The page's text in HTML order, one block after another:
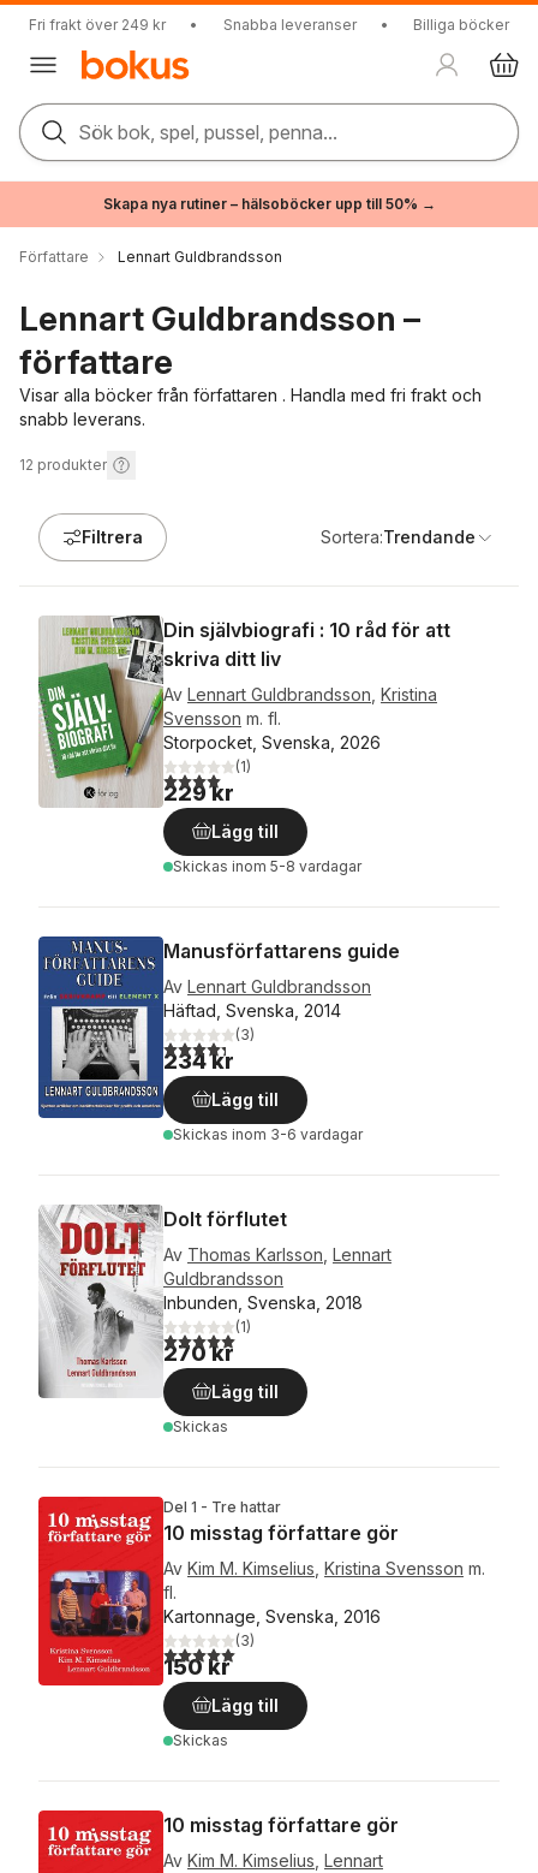
Fri frakt över 249 kr • Snabba leveranser • Billiga böcker
Sök bok, spel, pussel, penna...
Skapa nya rutiner – hälsoböcker upp till 50% →
Författare Lennart Guldbrandsson
Lennart Guldbrandsson –
författare
Visar alla böcker från författaren . Handla med fri frakt och
snabb leverans.
12 produkter
Filtrera Sortera:Trendande
Din självbiografi : 10 råd för att
skriva ditt liv
Av Lennart Guldbrandsson Kristina
Svensson m. fl.
Storpocket, Svenska, 2026
4,0utav 5 stjärnor. Totalt antal röster:
(1)
229 kr
Lägg till
Skickas inom 5-8 vardagar
Manusförfattarens guide
Av Lennart Guldbrandsson
Häftad, Svenska, 2014
4,3utav 5 stjärnor. Totalt antal röster:
(3)
234 kr
Lägg till
Skickas inom 3-6 vardagar
Dolt förflutet
Av Thomas Karlsson Lennart
Guldbrandsson
Inbunden, Svenska, 2018
5,0utav 5 stjärnor. Totalt antal röster:
(1)
270 kr
Lägg till
Skickas
Del 1 - Tre hattar
10 misstag författare gör
Av Kim M. Kimselius Kristina Svensson m.
fl.
Kartonnage, Svenska, 2016
5,0utav 5 stjärnor. Totalt antal röster:
(3)
150 kr
Lägg till
Skickas
10 misstag författare gör
Av Kim M. Kimselius Lennart